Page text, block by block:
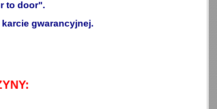
to door".
gwarancyjnej.